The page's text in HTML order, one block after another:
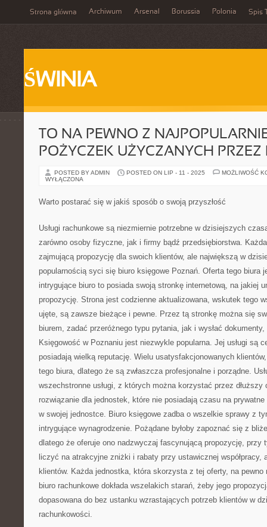
Strona główna Archiwum Arsenal Borussia Polonia Spis
ŚWINIA
TO NA PEWNO Z
POŻYCZEK UŻYCZANYCH PRZEZ
POSTED BY ADMIN POSTED ON LIP - 11 - 2025
MOŻLIWOŚĆ
WYŁĄCZONA
Warto postarać się w jakiś sposób o swoją przyszłość
Usługi rachunkowe są niezmiernie potrzebne w dzisiejszych
zarówno osoby fizyczne, jak i firmy bądź przedsiębiorstwa.
zajmującą propozycję dla swoich klientów, ale największą w
popularnością syci się biuro księgowe Poznań. Oferta tego biura
intrygujące biuro to posiada swoją stronkę internetową, na jakiej
propozycję. Strona jest codzienne aktualizowana, wskutek tego
ujęte, są zawsze bieżące i pewne. Przez tą stronkę można się
biurem, zadać przeróżnego typu pytania, jak i wysłać
Księgowość w Poznaniu jest niezwykle popularna. Jej usługi są
posiadają wielką reputację. Wielu usatysfakcjonowanych
tego biura, dlatego że są zwłaszcza profesjonalne i porządne.
wszechstronne usługi, z których można korzystać przez
rozwiązanie dla jednostek, które nie posiadają czasu na
w swojej jednostce. Biuro księgowe zadba o wszelkie sprawy z
intrygujące wynagrodzenie. Pożądane byłoby zapoznać się z
dlatego że oferuje ono nadzwyczaj fascynującą propozycję, przy
liczyć na atrakcyjne zniżki i rabaty przy ustawicznej współpracy,
klientów. Każda jednostka, która skorzysta z tej oferty, na pewno
biuro rachunkowe dokłada wszelakich starań, żeby jego
dopasowana do bez ustanku wzrastających potrzeb klientów w
rachunkowości.